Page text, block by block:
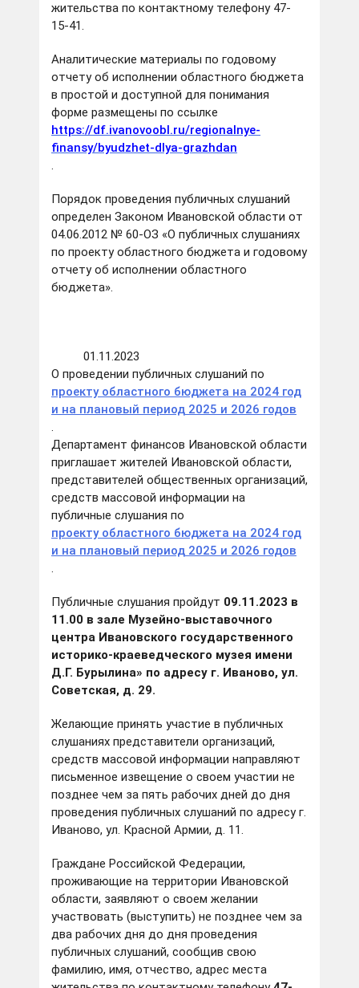
жительства по контактному телефону 47-
15-41.
Аналитические материалы по годовому
отчету об исполнении областного бюджета
в простой и доступной для понимания
форме размещены по ссылке
https://df.ivanovoobl.ru/regionalnye-
finansy/byudzhet-dlya-grazhdan
.
Порядок проведения публичных слушаний
определен Законом Ивановской области от
04.06.2012 № 60-ОЗ «О публичных слушаниях
по проекту областного бюджета и годовому
отчету об исполнении областного
бюджета».
01.11.2023
О проведении публичных слушаний по
проекту областного бюджета на 2024 год
и на плановый период 2025 и 2026 годов
.
Департамент финансов Ивановской области
приглашает жителей Ивановской области,
представителей общественных организаций,
средств массовой информации на
публичные слушания по
проекту областного бюджета на 2024 год
и на плановый период 2025 и 2026 годов
.
Публичные слушания пройдут 09.11.2023 в
11.00 в зале Музейно-выставочного
центра Ивановского государственного
историко-краеведческого музея имени
Д.Г. Бурылина» по адресу г. Иваново, ул.
Советская, д. 29.
Желающие принять участие в публичных
слушаниях представители организаций,
средств массовой информации направляют
письменное извещение о своем участии не
позднее чем за пять рабочих дней до дня
проведения публичных слушаний по адресу г.
Иваново, ул. Красной Армии, д. 11.
Граждане Российской Федерации,
проживающие на территории Ивановской
области, заявляют о своем желании
участвовать (выступить) не позднее чем за
два рабочих дня до дня проведения
публичных слушаний, сообщив свою
фамилию, имя, отчество, адрес места